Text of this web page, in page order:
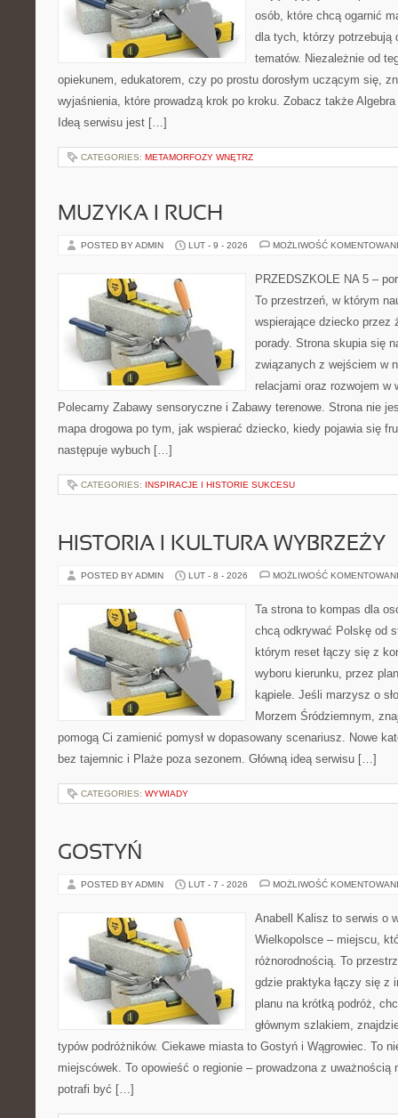
osób, które chcą ogarnić
dla tych, którzy potrzebują
tematów. Niezależnie od
opiekunem, edukatorem, czy po prostu dorosłym uczącym się,
wyjaśnienia, które prowadzą krok po kroku. Zobacz także
Ideą serwisu jest […]
CATEGORIES: METAMORFOZY WNĘTRZ
MUZYKA I RUCH
POSTED BY ADMIN LUT - 9 - 2026 MOŻLIWOŚĆ
PRZEDSZKOLE NA 5 –
To przestrzeń, w którym
wspierające dziecko przez
porady. Strona skupia się
związanych z wejściem w
relacjami oraz rozwojem w
Polecamy Zabawy sensoryczne i Zabawy terenowe. Strona nie
mapa drogowa po tym, jak wspierać dziecko, kiedy pojawia się
następuje wybuch […]
CATEGORIES: INSPIRACJE I HISTORIE SUKCESU
HISTORIA I KULTURA WYBRZEŻY
POSTED BY ADMIN LUT - 8 - 2026 MOŻLIWOŚĆ
Ta strona to kompas dla
chcą odkrywać Polskę od
którym reset łączy się z
wyboru kierunku, przez
kąpiele. Jeśli marzysz o
Morzem Śródziemnym,
pomogą Ci zamienić pomysł w dopasowany scenariusz. Nowe
bez tajemnic i Plaże poza sezonem. Główną ideą serwisu […]
CATEGORIES: WYWIADY
GOSTYŃ
POSTED BY ADMIN LUT - 7 - 2026 MOŻLIWOŚĆ
Anabell Kalisz to serwis o
Wielkopolsce – miejscu,
różnorodnością. To
gdzie praktyka łączy się z
planu na krótką podróż,
głównym szlakiem,
typów podróżników. Ciekawe miasta to Gostyń i Wągrowiec. To
miejscówek. To opowieść o regionie – prowadzona z uważnością
potrafi być […]